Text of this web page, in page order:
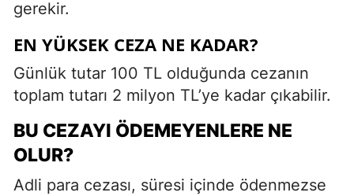
gerekir.
EN YÜKSEK CEZA NE KADAR?
Günlük tutar 100 TL olduğunda cezanın
toplam tutarı 2 milyon TL’ye kadar çıkabilir.
BU CEZAYI ÖDEMEYENLERE NE
OLUR?
Adli para cezası, süresi içinde ödenmezse